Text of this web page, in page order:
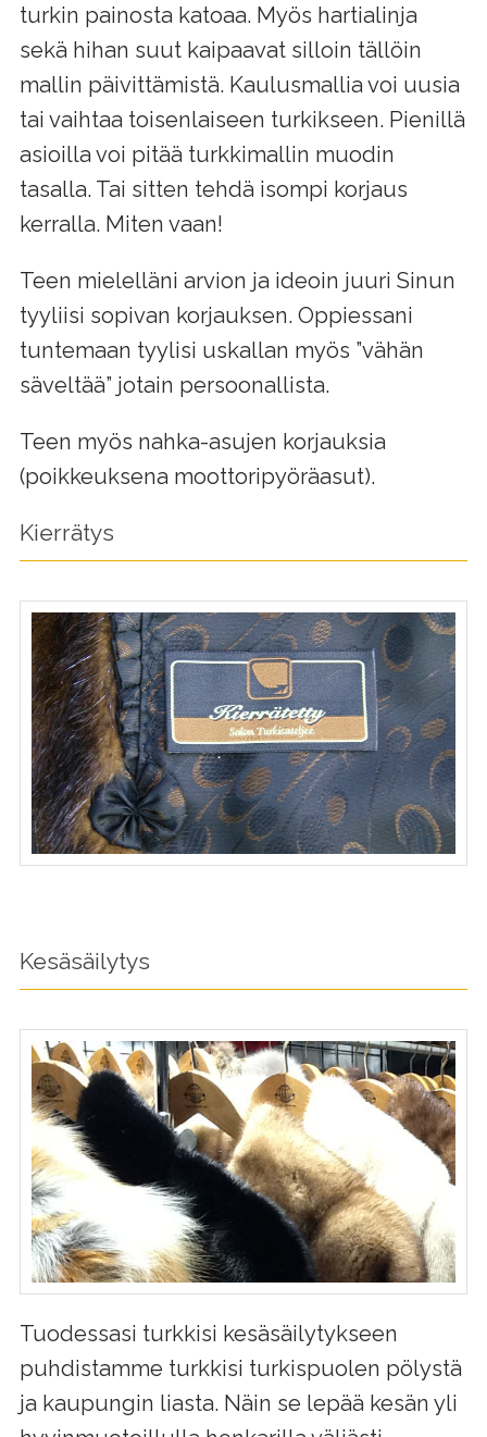
turkin painosta katoaa. Myös hartialinja
sekä hihan suut kaipaavat silloin tällöin
mallin päivittämistä. Kaulusmallia voi uusia
tai vaihtaa toisenlaiseen turkikseen. Pienillä
asioilla voi pitää turkkimallin muodin
tasalla. Tai sitten tehdä isompi korjaus
kerralla. Miten vaan!
Teen mielelläni arvion ja ideoin juuri Sinun
tyyliisi sopivan korjauksen. Oppiessani
tuntemaan tyylisi uskallan myös ”vähän
säveltää” jotain persoonallista.
Teen myös nahka-asujen korjauksia
(poikkeuksena moottoripyöräasut).
Kierrätys
Kesäsäilytys
Tuodessasi turkkisi kesäsäilytykseen
puhdistamme turkkisi turkispuolen pölystä
ja kaupungin liasta. Näin se lepää kesän yli